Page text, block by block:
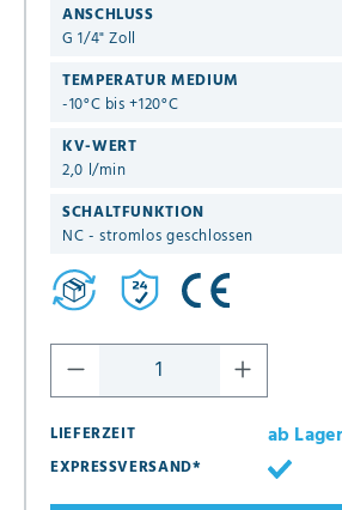
ANSCHLUSS
G 1/4" Zoll
TEMPERATUR MEDIUM
-10°C bis +120°C
KV-WERT
2,0 l/min
SCHALTFUNKTION
NC - stromlos geschlossen
LIEFERZEIT
ab Lager
EXPRESSVERSAND*